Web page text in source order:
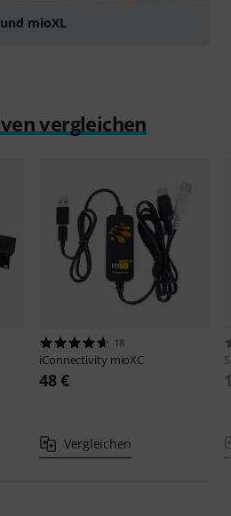
mioXL
vergleichen
18
iConnectivity mioXC
48 €
Vergleichen